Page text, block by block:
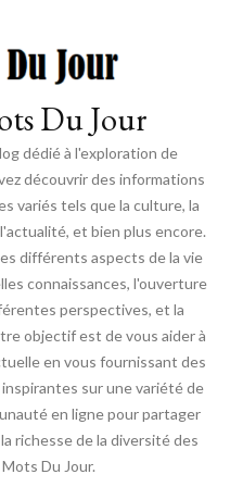
Du Jour
dédié à l'exploration de
découvrir des informations
variés tels que la culture, la
et bien plus encore.
différents aspects de la vie
connaissances, l'ouverture
perspectives, et la
objectif est de vous aider à
en vous fournissant des
sur une variété de
en ligne pour partager
richesse de la diversité des
Du Jour.